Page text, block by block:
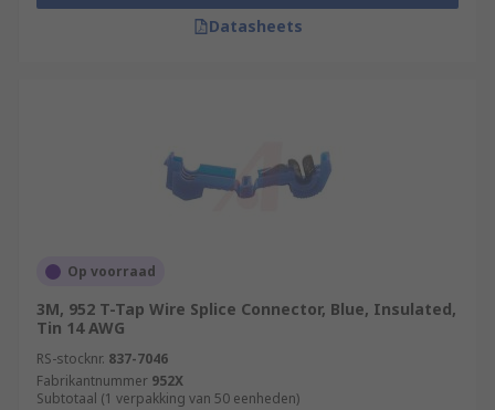
Datasheets
Op voorraad
3M, 952 T-Tap Wire Splice Connector, Blue, Insulated,
Tin 14 AWG
RS-stocknr. 837-7046
Fabrikantnummer 952X
Subtotaal (1 verpakking van 50 eenheden)